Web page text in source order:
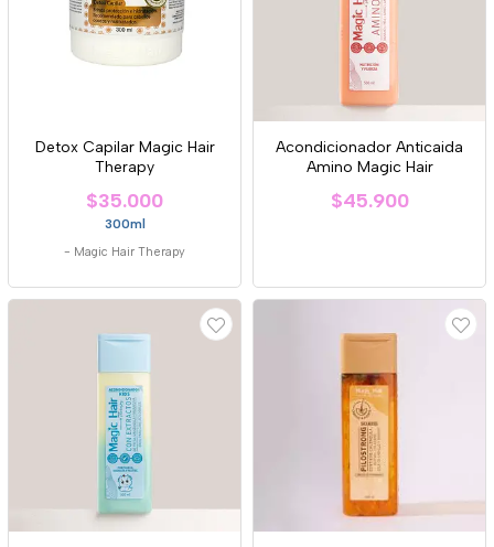
Detox Capilar Magic Hair
Therapy
$35.000
300ml
- Magic Hair Therapy
Acondicionador Anticaida
Amino Magic Hair
$45.900